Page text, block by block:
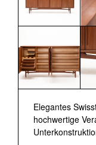
Elegantes
hochwertige